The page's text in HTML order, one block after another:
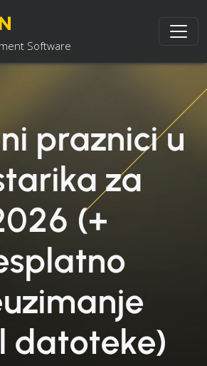
Software
praznici u
za
(+
datoteke)